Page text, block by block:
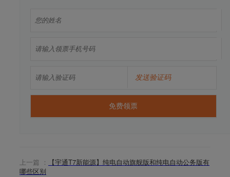
发送验证码
免费领票
上一篇 ：
【宇通T7新能源】纯电自动旗舰版和纯电自动公务版有
哪些区别